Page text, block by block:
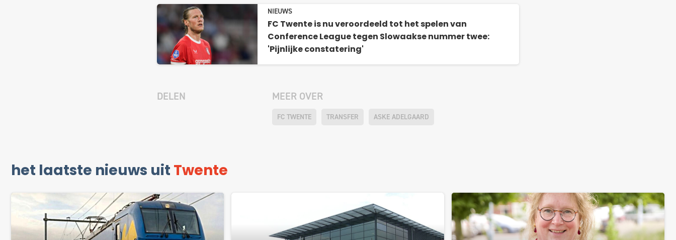
NIEUWS
FC Twente is nu veroordeeld tot het spelen van
Conference League tegen Slowaakse nummer twee:
'Pijnlijke constatering'
DELEN MEER OVER
FC TWENTE TRANSFER ASKE ADELGAARD
het laatste nieuws uit Twente